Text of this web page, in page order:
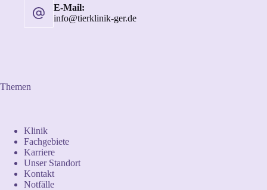
E-Mail:
info@tierklinik-ger.de
Themen
Klinik
Fachgebiete
Karriere
Unser Standort
Kontakt
Notfälle